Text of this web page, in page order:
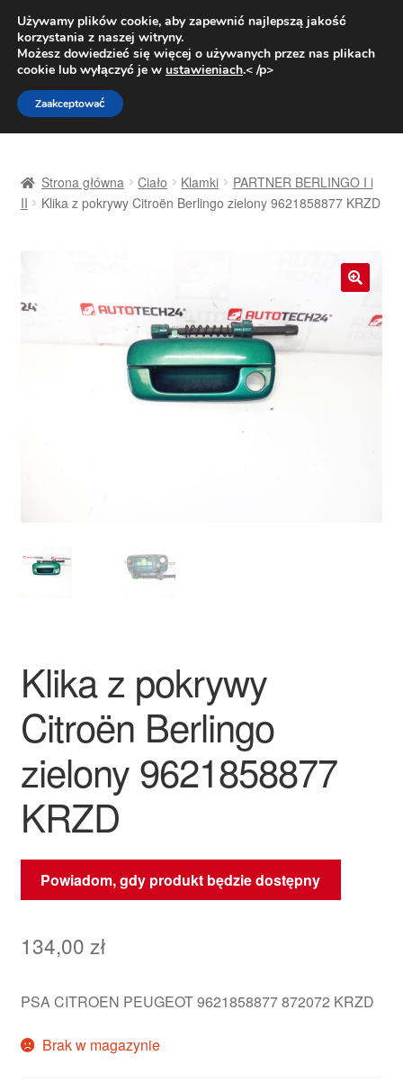
DOSTAWA od 31 zł
Pn.-pt. 9:00-16:00800 003 167
Przejdź
do
nawigacji
Przejdź
do
treści
Dostawa
Moje konto
Skarga
Zamówienia
Zasady i warunki
Strona główna Ciało Klamki
PARTNER BERLINGO I i
II
Klika z pokrywy Citroën Berlingo zielony 9621858877 KRZD
Klika z pokrywy
Citroën Berlingo
zielony 9621858877
KRZD
Powiadom, gdy produkt będzie dostępny
134,00 zł
PSA CITROEN PEUGEOT 9621858877 872072 KRZD
Brak w magazynie
Używamy plików cookie, aby zapewnić najlepszą jakość
korzystania z naszej witryny.
Możesz dowiedzieć się więcej o używanych przez nas plikach
cookie lub wyłączyć je w ustawieniach.< /p>
Zaakceptować